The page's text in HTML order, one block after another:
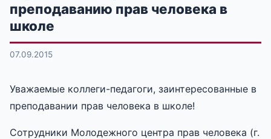
преподаванию прав человека в
школе
07.09.2015
Уважаемые коллеги-педагоги, заинтересованные в
преподавании прав человека в школе!
Сотрудники Молодежного центра прав человека (г.